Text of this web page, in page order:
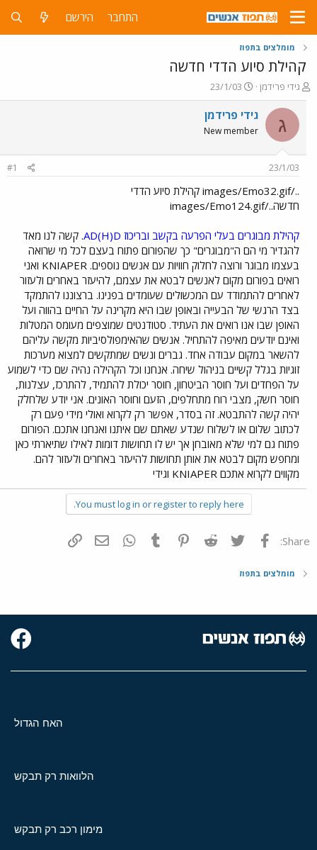
התחבר הירשם
מומלצים בתפוז
קהילת סיוע הדדי חדשה
פ
ו
ת
ח
ה
ש
גידי פרידמן
פ
ו
ר
ם
ר
י
ך
23/1/03
ג גידי פרידמן
New member
23/1/03
#1
../images/Emo32.gif קהילת סיוע הדדי
חדשה../images/Emo124.gif
קהילת מבוגרים בעלי הפרעה בקשב ובריכוז AD(H)D
. קשה לנו מאד
להגדיר מי הם ה"מבוגרים" כך שהפורום פתוח בעצם לכל מי שרואה
בעצמו מבוגר ורוצה לחלוק חוויות עם אנשים נוספים. KNIAPER ואני
רואים בפורום מקום לאנשים לבטא את עצמם, להיעזר באחרים ולעזור
לאחרים להתמודד עם המכשולים שעומדים בפנינו. ברצוננו להתמקד
בצד הרגשי של הבעייה ובאופן שבו היא מקרינה על החיים בהווה ועל
האופן שבו אנו רואים את העתיד. סטודנטים שמוצפים מעומס המטלות
ואינם יודעים מאיפה להתחיל. אנשים שהאימפולסיביות מקשה עליהם
להשאר במקום עבודה אחד. גברים ונשים שמתקשים למצוא מערכות
זוגיות בגלל קשיים בניהול שיחה. אנחנו וכל הקהילה נהיה שם כדי לשמוע
על הפחדים ועל חוסר הביטחון, חוסר יכולת להתמיד, להתרכז, עצלנות,
חוסר חשק, מצבי רוח מתחלפים, הזעם וחוסר האונים. אני יודע שלחלק
יהיה קשה להתבטא. זה בסדר, אפשר רק לקרוא ואולי מידי פעם רק
לכתוב שלום או לשלוח שנדע שאתם שם איתנו ואנחנו אתכם. הפורום
פתוח גם למי שלא מאובחן אך יש לו תחושות דומות לאילו שתיארתי כאן
ומחפש מקום לבטא את אותן תחושות להיעזר באחרים ולעזור להם.
מקווים לקרוא אתכם KNIAPER וגידי
You must log in or register to reply here.
Share: פייסבוק Twitter
Reddit
Pinterest
Tumblr
WhatsAppדואר אלקטרוני
מומלצים בתפוז
האח הגדול
הלוואות רק תבקש
מימון רכב רק תבקש